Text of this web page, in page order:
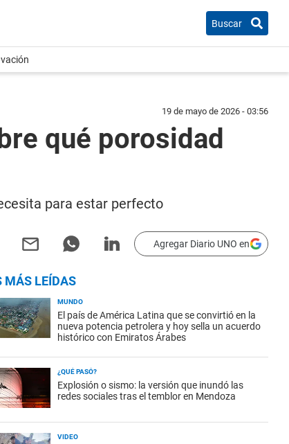
Buscar
19 de mayo de 2026 - 03:56
qué porosidad
para estar perfecto
Agregar Diario UNO en
MÁS LEÍDAS
MUNDO
El país de América Latina que se convirtió en la
nueva potencia petrolera y hoy sella un acuerdo
histórico con Emiratos Árabes
¿QUÉ PASÓ?
Explosión o sismo: la versión que inundó las
redes sociales tras el temblor en Mendoza
VIDEO